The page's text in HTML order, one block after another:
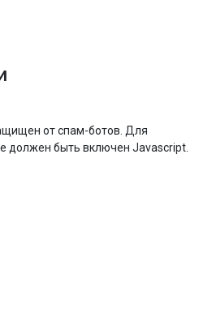
от спам-ботов. Для
должен быть включен Javascript.